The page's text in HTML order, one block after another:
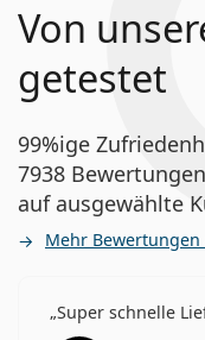
Von
getestet
99%ige
7938
auf ausgewählte
Mehr Bewertungen
Super schnelle